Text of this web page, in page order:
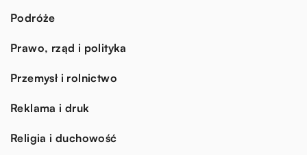
Podróże
Prawo, rząd i polityka
Przemysł i rolnictwo
Reklama i druk
Religia i duchowość